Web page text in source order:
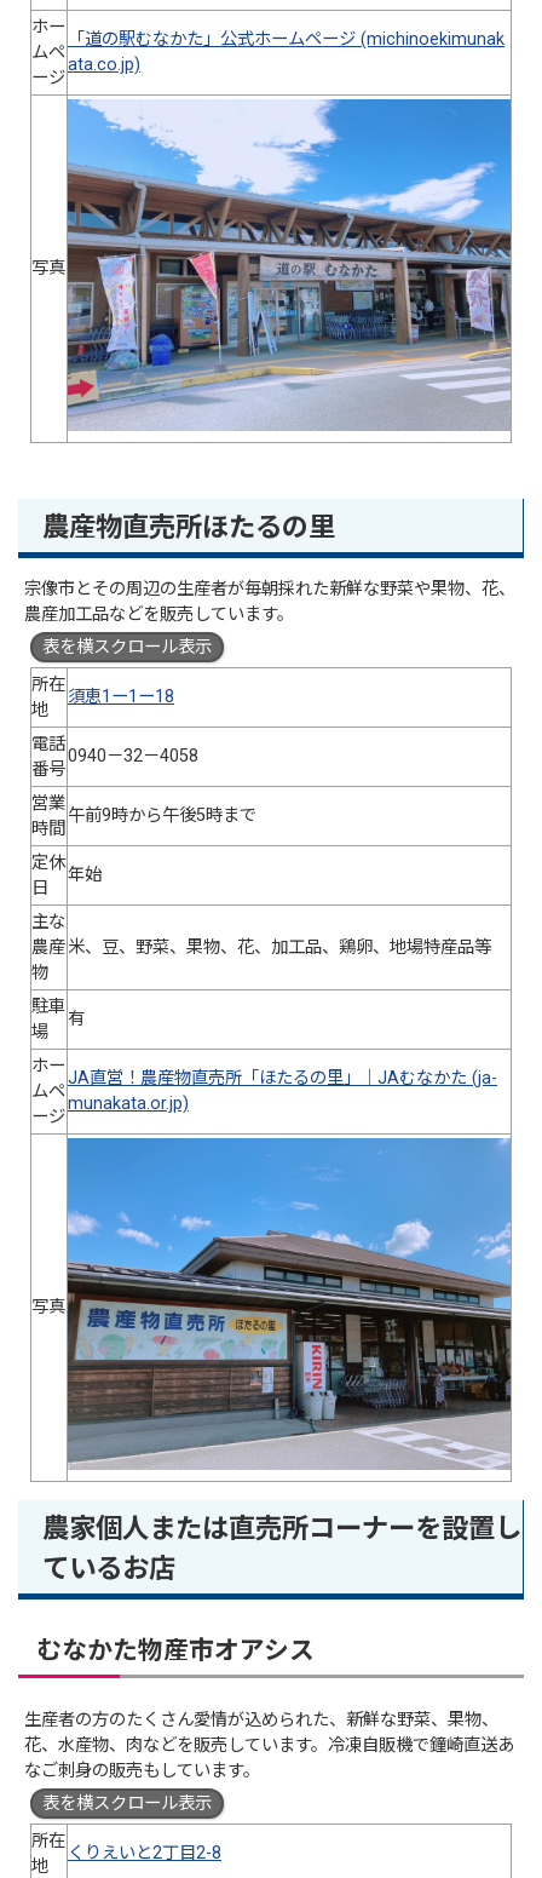
ホー
ムペ
ージ
「道の駅むなかた」公式ホームページ (michinoekimunak
ata.co.jp)
写真
農産物直売所ほたるの里
宗像市とその周辺の生産者が毎朝採れた新鮮な野菜や果物、花、
農産加工品などを販売しています。
表を横スクロール表示
所在
地
須恵1ー1ー18
電話
番号
0940－32－4058
営業
時間
午前9時から午後5時まで
定休
日
年始
主な
農産
物
米、豆、野菜、果物、花、加工品、鶏卵、地場特産品等
駐車
場
有
ホー
ムペ
ージ
JA直営！農産物直売所「ほたるの里」｜JAむなかた (ja-
munakata.or.jp)
写真
農家個人または直売所コーナーを設置し
ているお店
むなかた物産市オアシス
生産者の方のたくさん愛情が込められた、新鮮な野菜、果物、
花、水産物、肉などを販売しています。冷凍自販機で鐘崎直送あ
なご刺身の販売もしています。
表を横スクロール表示
所在
地
くりえいと2丁目2-8